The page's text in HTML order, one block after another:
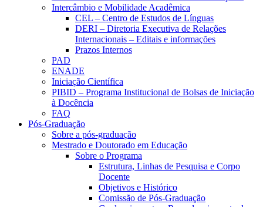
Intercâmbio e Mobilidade Acadêmica
CEL – Centro de Estudos de Línguas
DERI – Diretoria Executiva de Relações
Internacionais – Editais e informações
Prazos Internos
PAD
ENADE
Iniciação Científica
PIBID – Programa Institucional de Bolsas de Iniciação
à Docência
FAQ
Pós-Graduação
Sobre a pós-graduação
Mestrado e Doutorado em Educação
Sobre o Programa
Estrutura, Linhas de Pesquisa e Corpo
Docente
Objetivos e Histórico
Comissão de Pós-Graduação